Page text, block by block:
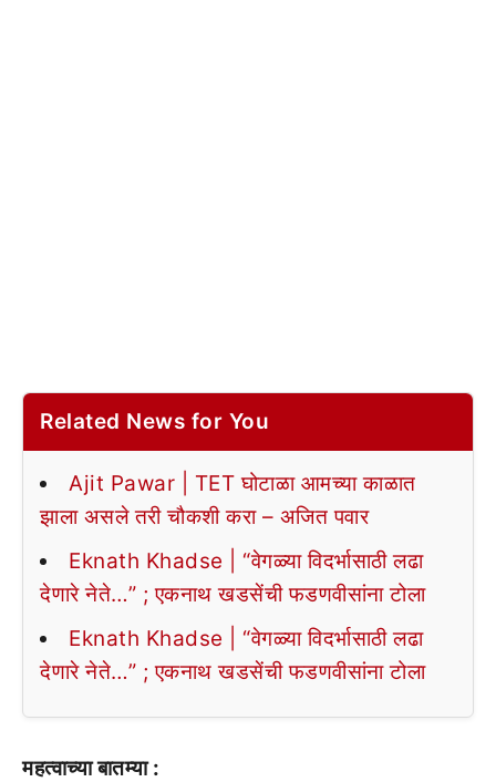
Related News for You
Ajit Pawar | TET घोटाळा आमच्या काळात
झाला असले तरी चौकशी करा – अजित पवार
Eknath Khadse | “वेगळ्या विदर्भासाठी लढा
देणारे नेते…” ; एकनाथ खडसेंची फडणवीसांना टोला
Eknath Khadse | “वेगळ्या विदर्भासाठी लढा
देणारे नेते…” ; एकनाथ खडसेंची फडणवीसांना टोला
महत्वाच्या बातम्या :